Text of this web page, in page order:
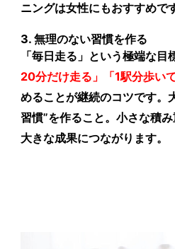
ニングは女性にもおすすめで
3. 無理のない習慣を作る
「毎日走る」という極端な目
20分だけ走る」「1駅分歩い
めることが継続のコツです。
習慣”を作ること。小さな積
大きな成果につながります。